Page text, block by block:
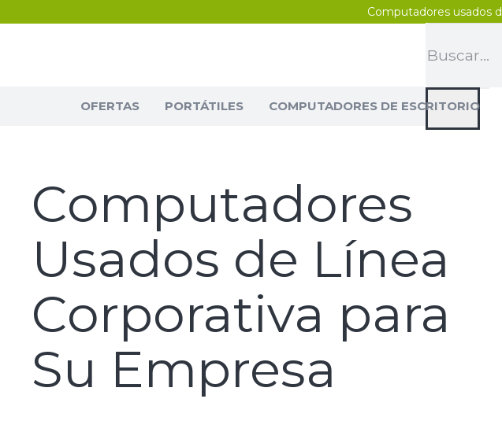
Computadores usados
OFERTAS PORTÁTILES COMPUTADORES DE ESCRITORIO
Computadores
Usados de Línea
Corporativa para
Su Empresa